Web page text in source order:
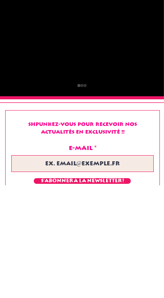
Salut à tous !!!
Shpunkez-vous pour recevoir nos
actualités en exclusivité !!
E-mail
S'abonner à la Newsletter !